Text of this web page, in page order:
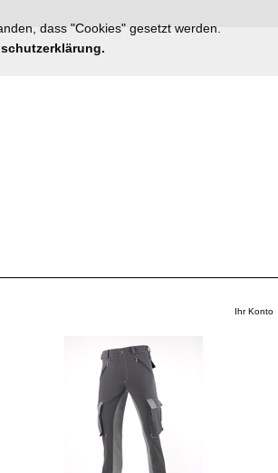
dass "Cookies" gesetzt werden.
Ihr Konto